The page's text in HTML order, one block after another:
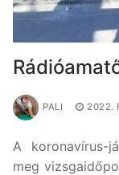
PALI 2022.
A koronavírus-
meg